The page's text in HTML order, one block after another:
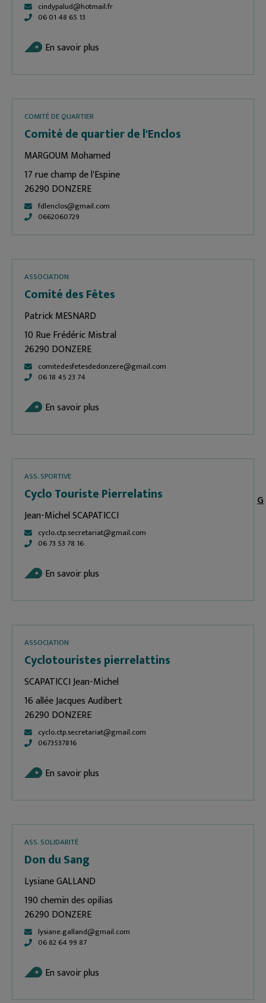
G
cindypalud@hotmail.fr
06 01 48 65 13
En savoir plus
COMITÉ DE QUARTIER
Comité de quartier de l'Enclos
MARGOUM Mohamed
17 rue champ de l'Espine
26290 DONZERE
fdlenclos@gmail.com
0662060729
ASSOCIATION
Comité des Fêtes
Patrick MESNARD
10 Rue Frédéric Mistral
26290 DONZERE
comitedesfetesdedonzere@gmail.com
06 18 45 23 74
En savoir plus
ASS. SPORTIVE
Cyclo Touriste Pierrelatins
Jean-Michel SCAPATICCI
cyclo.ctp.secretariat@gmail.com
06 73 53 78 16
En savoir plus
ASSOCIATION
Cyclotouristes pierrelattins
SCAPATICCI Jean-Michel
16 allée Jacques Audibert
26290 DONZERE
cyclo.ctp.secretariat@gmail.com
0673537816
En savoir plus
ASS. SOLIDARITÉ
Don du Sang
Lysiane GALLAND
190 chemin des opilias
26290 DONZERE
lysiane.galland@gmail.com
06 82 64 99 87
En savoir plus